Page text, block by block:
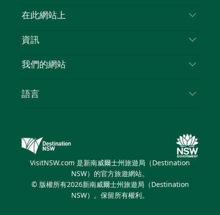
喳
聯絡我們
隱私
Cookie 通知
在此網站上
目的地
新南威爾士州公路旅行
活動
資訊
旅行資訊
新南威爾士州的商業
我們的網站
新南威爾士州旅遊局（Destination NSW）媒體中
繽紛雪梨燈光音樂節
語言
VisitNSW.com 是新南威爾士州旅遊局（Destination
NSW）的官方旅遊網站。
© 版權所有2026新南威爾士州旅遊局（Destination
NSW）。保留所有權利。